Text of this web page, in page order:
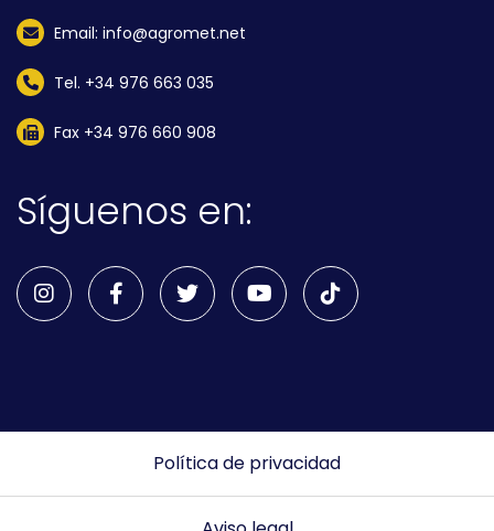
Email: info@agromet.net
Tel. +34 976 663 035
Fax +34 976 660 908
Síguenos en:
Política de privacidad